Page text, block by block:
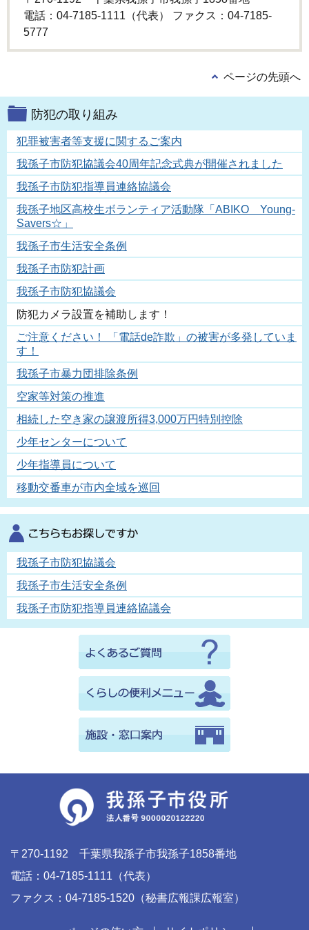
電話：04-7185-1111（代表） ファクス：04-7185-
5777
ページの先頭へ
防犯の取り組み
犯罪被害者等支援に関するご案内
我孫子市防犯協議会40周年記念式典が開催されました
我孫子市防犯指導員連絡協議会
我孫子地区高校生ボランティア活動隊「ABIKO Young-
Savers☆」
我孫子市生活安全条例
我孫子市防犯計画
我孫子市防犯協議会
防犯カメラ設置を補助します！
ご注意ください！ 「電話de詐欺」の被害が多発していま
す！
我孫子市暴力団排除条例
空家等対策の推進
相続した空き家の譲渡所得3,000万円特別控除
少年センターについて
少年指導員について
移動交番車が市内全域を巡回
我孫子市防犯協議会
我孫子市生活安全条例
我孫子市防犯指導員連絡協議会
〒270-1192 千葉県我孫子市我孫子1858番地
電話：04-7185-1111（代表）
ファクス：04-7185-1520（秘書広報課広報室）